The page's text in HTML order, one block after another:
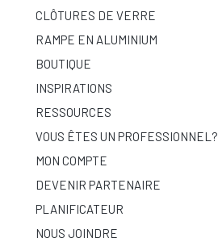
CLÔTURES DE VERRE
RAMPE EN ALUMINIUM
BOUTIQUE
INSPIRATIONS
RESSOURCES
VOUS ÊTES UN PROFESSIONNEL?
MON COMPTE
DEVENIR PARTENAIRE
PLANIFICATEUR
NOUS JOINDRE